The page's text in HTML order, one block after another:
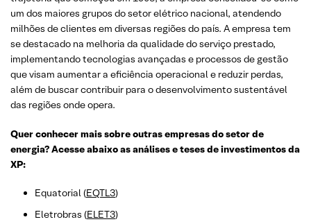
um dos maiores grupos do setor elétrico nacional, atendendo
milhões de clientes em diversas regiões do país. A empresa tem
se destacado na melhoria da qualidade do serviço prestado,
implementando tecnologias avançadas e processos de gestão
que visam aumentar a eficiência operacional e reduzir perdas,
além de buscar contribuir para o desenvolvimento sustentável
das regiões onde opera.
Quer conhecer mais sobre outras empresas do setor de
energia? Acesse abaixo as análises e teses de investimentos da
XP:
Equatorial (EQTL3)
Eletrobras (ELET3)